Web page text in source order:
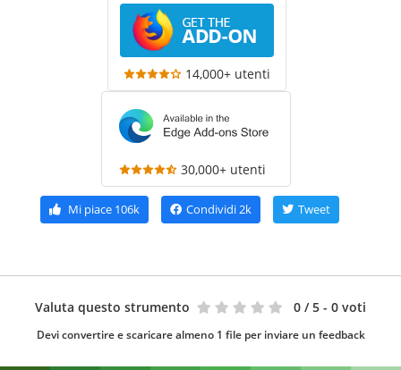
14,000+ utenti
30,000+ utenti
Mi piace 106k Condividi2k Tweet
Valuta questo strumento 0 / 5 - 0 voti
Devi convertire e scaricare almeno 1 file per inviare un feedback